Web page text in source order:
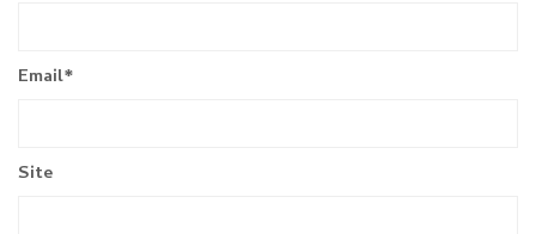
Email*
Site